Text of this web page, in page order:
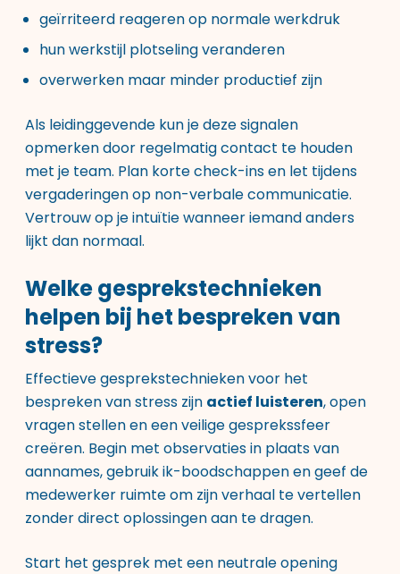
geïrriteerd reageren op normale werkdruk
hun werkstijl plotseling veranderen
overwerken maar minder productief zijn
Als leidinggevende kun je deze signalen
opmerken door regelmatig contact te houden
met je team. Plan korte check-ins en let tijdens
vergaderingen op non-verbale communicatie.
Vertrouw op je intuïtie wanneer iemand anders
lijkt dan normaal.
Welke gesprekstechnieken
helpen bij het bespreken van
stress?
Effectieve gesprekstechnieken voor het
bespreken van stress zijn actief luisteren, open
vragen stellen en een veilige gesprekssfeer
creëren. Begin met observaties in plaats van
aannames, gebruik ik-boodschappen en geef de
medewerker ruimte om zijn verhaal te vertellen
zonder direct oplossingen aan te dragen.
Start het gesprek met een neutrale opening